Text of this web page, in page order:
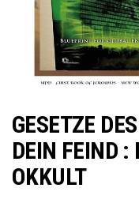
GESETZE
DEIN FEIND :
OKKULT